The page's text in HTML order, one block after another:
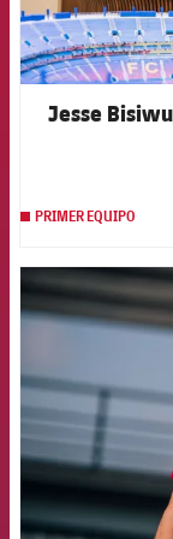
Jesse
PRIMER EQUIPO